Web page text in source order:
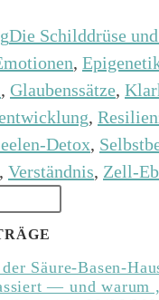
Die Schilddrüse
,
, Glaubenssätze,
,
Detox,
, Verständnis, Zell-
Säure-Basen-
— und warum